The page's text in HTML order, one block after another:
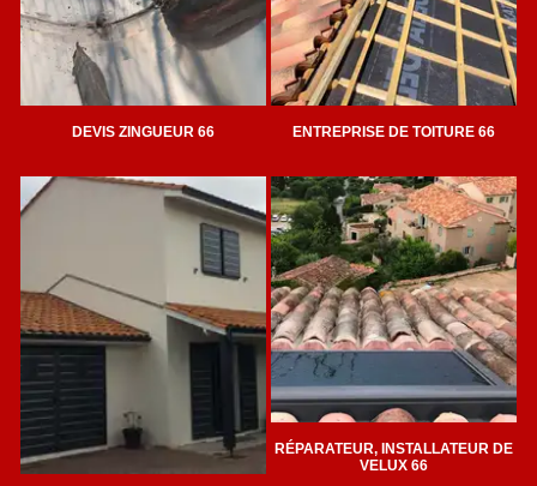
DEVIS ZINGUEUR 66 ENTREPRISE DE TOITURE 66
RÉPARATEUR, INSTALLATEUR DE
VELUX 66